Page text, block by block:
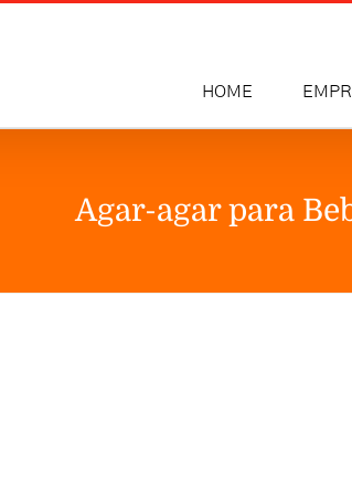
HOME
Agar-agar para